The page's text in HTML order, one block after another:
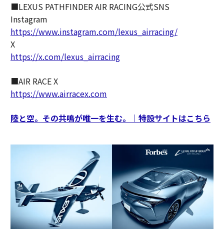
■LEXUS PATHFINDER AIR RACING公式SNS
Instagram
https://www.instagram.com/lexus_airracing/
X
https://x.com/lexus_airracing
■AIR RACE X
https://www.airracex.com
陸と空。その共鳴が唯一を生む。｜特設サイトはこちら